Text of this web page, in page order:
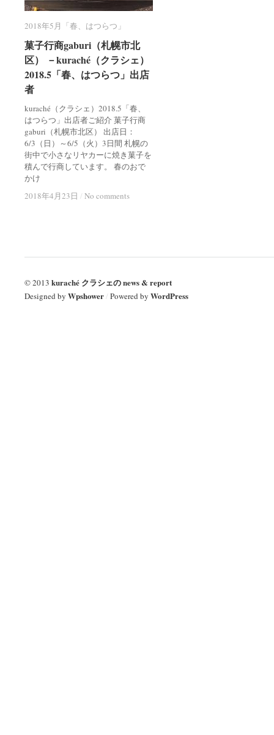
2018年5月「春、はつらつ」
菓子行商gaburi（札幌市北
区） －kuraché（クラシェ）
2018.5「春、はつらつ」出店
者
kuraché（クラシェ）2018.5「春、
はつらつ」出店者ご紹介 菓子行商
gaburi（札幌市北区） 出店日：
6/3（日）～6/5（火）3日間 札幌の
街中で小さなリヤカーに焼き菓子を
積んで行商しています。 春のおで
かけ
2018年4月23日 / No comments
2018年5月「春、はつらつ」
菓子行商gaburi（札幌市北
区） －kuraché（クラシェ）
2018.5「春、はつらつ」出店
者
2018年4月23日 / No comments
© 2013 kuraché クラシェの news & report
Designed by Wpshower/ Powered by WordPress